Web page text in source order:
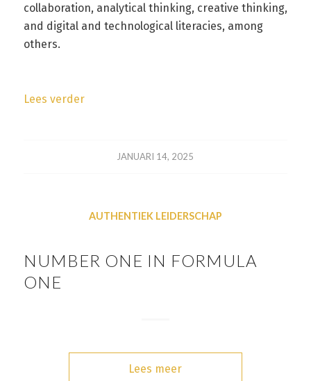
collaboration, analytical thinking, creative thinking,
and digital and technological literacies, among
others.
Lees verder
JANUARI 14, 2025
AUTHENTIEK LEIDERSCHAP
NUMBER ONE IN FORMULA
ONE
Lees meer